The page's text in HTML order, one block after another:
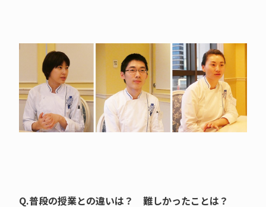
Q.普段の授業との違いは？ 難しかったことは？